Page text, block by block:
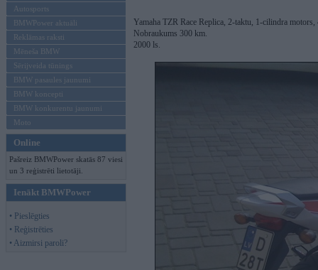
Autosports
BMWPower aktuāli
Reklāmas raksti
Mēneša BMW
Sērijveida tūnings
BMW pasaules jaunumi
BMW koncepti
BMW konkurentu jaunumi
Moto
Online
Pašreiz BMWPower skatās 87 viesi
un 3 reģistrēti lietotāji.
Ienākt BMWPower
• Pieslēgties
• Reģistrēties
• Aizmirsi paroli?
Yamaha TZR Race Replica, 2-taktu, 1-cilindra
Nobraukums 300 km.
2000 ls.